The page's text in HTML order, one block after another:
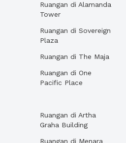
Ruangan di Alamanda
Tower
Ruangan di Sovereign
Plaza
Ruangan di The Maja
Ruangan di One
Pacific Place
Ruangan di Artha
Graha Building
Ruangan di Menara